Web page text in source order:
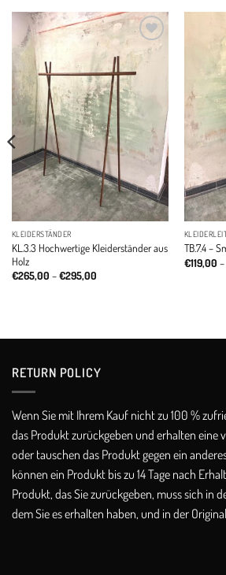
Add to
wishlist
KLEIDERSTÄNDER
KL.3.3 Hochwertige Kleiderständer aus
Holz
€265,00 –€295,00Price
TB.7.4 –
€119,00 –
RETURN POLICY​
Wenn Sie mit Ihrem Kauf nicht zu 100 %
das Produkt zurückgeben und erhalten eine
oder tauschen das Produkt gegen ein
können ein Produkt bis zu 14 Tage nach
Produkt, das Sie zurückgeben, muss sich in
dem Sie es erhalten haben, und in der